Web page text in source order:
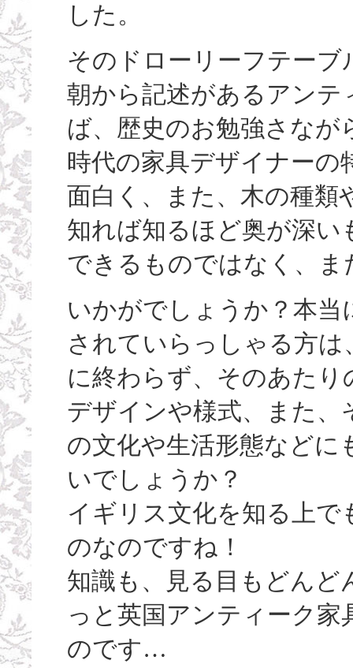
した。
そのドローリーフテー
朝から記述があるアンテ
ば、歴史のお勉強さなが
時代の家具デザイナーの
面白く、また、木の種類
知れば知るほど奥が深い
できるものではなく、
いかがでしょうか？本
されていらっしゃる方
に終わらず、そのあた
デザインや様式、また
の文化や生活形態など
いでしょうか？
イギリス文化を知る上
のなのですね！
知識も、見る目もどんど
っと英国アンティーク
のです…